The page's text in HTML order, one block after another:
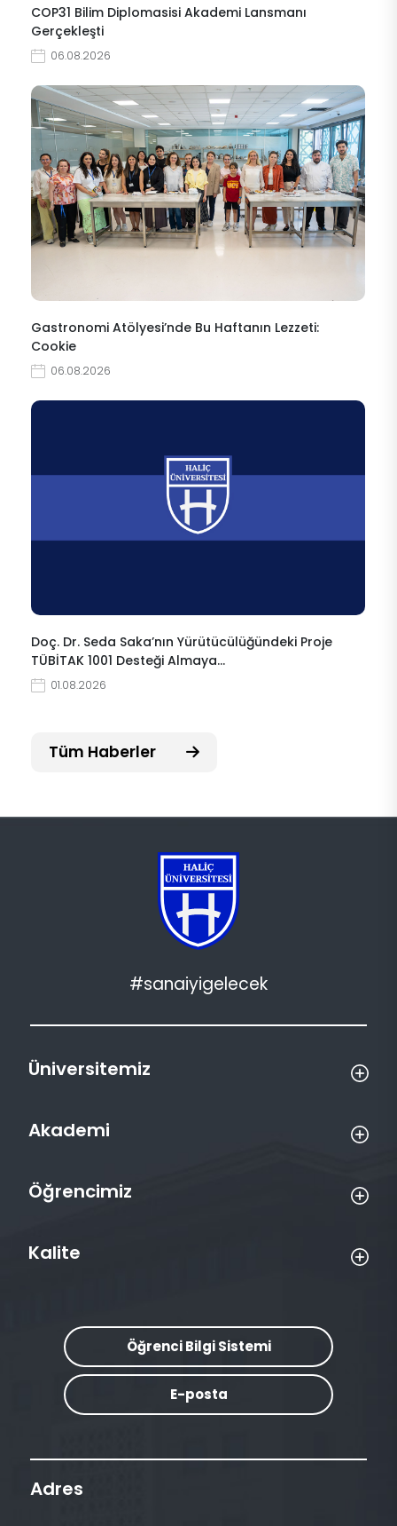
COP31 Bilim Diplomasisi Akademi Lansmanı
Gerçekleşti
06.08.2026
Gastronomi Atölyesi’nde Bu Haftanın Lezzeti:
Cookie
06.08.2026
Doç. Dr. Seda Saka’nın Yürütücülüğündeki Proje
TÜBİTAK 1001 Desteği Almaya…
01.08.2026
Tüm Haberler
#sanaiyigelecek
Üniversitemiz
Akademi
Öğrencimiz
Kalite
Öğrenci Bilgi Sistemi
E-posta
Adres